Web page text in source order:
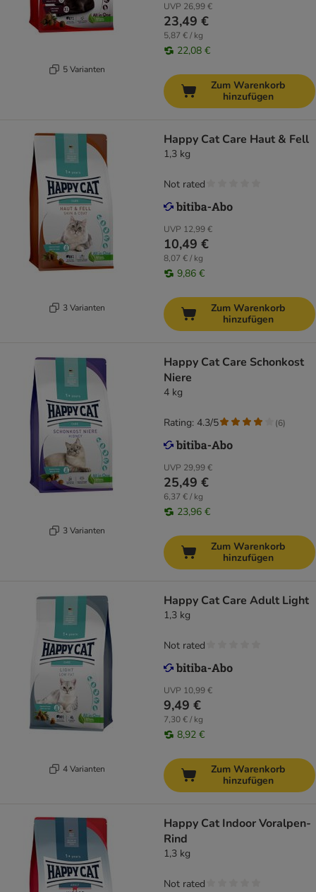
5 Varianten
UVP 26,99 €
23,49 €
5,87 € / kg
22,08 €
Zum Warenkorb
hinzufügen
3 Varianten
Happy Cat Care Haut & Fell
1,3 kg
UVP 12,99 €
10,49 €
8,07 € / kg
9,86 €
Not rated
Zum Warenkorb
hinzufügen
3 Varianten
Happy Cat Care Schonkost
Niere
4 kg
UVP 29,99 €
25,49 €
6,37 € / kg
23,96 €
Rating: 4.3/5 (6)
Zum Warenkorb
hinzufügen
4 Varianten
Happy Cat Care Adult Light
1,3 kg
UVP 10,99 €
9,49 €
7,30 € / kg
8,92 €
Not rated
Zum Warenkorb
hinzufügen
Happy Cat Indoor Voralpen-
Rind
1,3 kg
Not rated